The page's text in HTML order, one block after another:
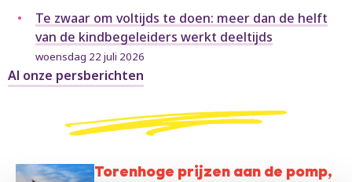
Te zwaar om voltijds te doen: meer dan de helft
van de kindbegeleiders werkt deeltijds
woensdag 22 juli 2026
Al onze persberichten
Torenhoge prijzen aan de pomp,